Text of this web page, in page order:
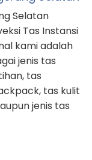
Selatan
Tas Instansi
kami adalah
jenis tas
tas
tas kulit
jenis tas